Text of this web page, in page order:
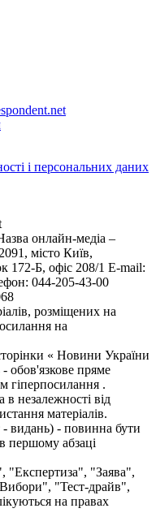
і персональних даних
онлайн-медіа –
місто Київ,
Б, офіс 208/1 E-mail:
044-205-43-00
розміщених на
на
« Новини України
- обов'язкове пряме
гіперпосилання .
незалежності від
матеріалів.
- видань) - повинна бути
першому абзаці
"Експертиза", "Заява",
"Тест-драйв",
на правах